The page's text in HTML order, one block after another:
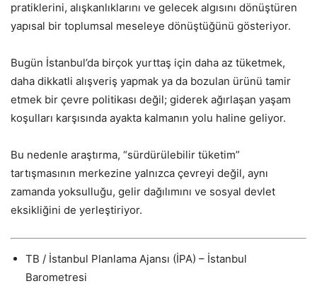
pratiklerini, alışkanlıklarını ve gelecek algısını dönüştüren
yapısal bir toplumsal meseleye dönüştüğünü gösteriyor.
Bugün İstanbul’da birçok yurttaş için daha az tüketmek,
daha dikkatli alışveriş yapmak ya da bozulan ürünü tamir
etmek bir çevre politikası değil; giderek ağırlaşan yaşam
koşulları karşısında ayakta kalmanın yolu haline geliyor.
Bu nedenle araştırma, “sürdürülebilir tüketim”
tartışmasının merkezine yalnızca çevreyi değil, aynı
zamanda yoksulluğu, gelir dağılımını ve sosyal devlet
eksikliğini de yerleştiriyor.
TB / İstanbul Planlama Ajansı (İPA) – İstanbul
Barometresi